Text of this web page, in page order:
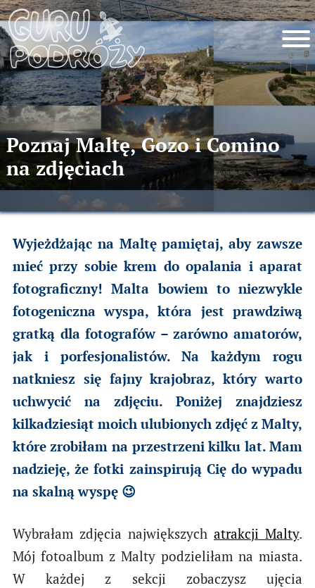
Poznaj Maltę, Gozo i Comino
na zdjęciach
Wyjeżdżając na Maltę pamiętaj, aby zawsze
mieć przy sobie krem do opalania i aparat
fotograficzny! Malta bowiem to niezwykle
fotogeniczna wyspa, która jest prawdziwą
gratką dla fotografów – zarówno amatorów,
jak i porfesjonalistów. Na każdym rogu
natkniesz się fajny krajobraz, który warto
uchwycić na zdjęciu. Poniżej znajdziesz
kilkadziesiąt moich ulubionych zdjęć z Malty,
które zrobiłam na przestrzeni kilku lat. Mam
nadzieję, że fotki zainspirują Cię do wypadu
na skalną wyspę 😉
Wybrałam zdjęcia największychatrakcji Malty.
Mój fotoalbum z Malty podzieliłam na miasta.
W każdej z sekcji zobaczysz ujęcia